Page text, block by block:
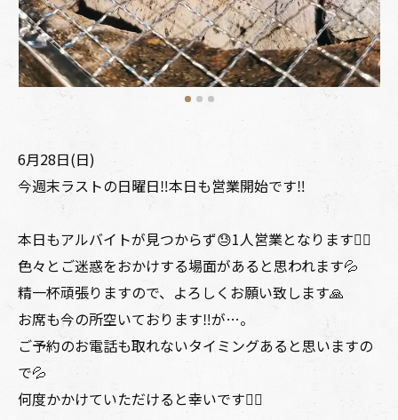
6月28日(日)
今週末ラストの日曜日‼️本日も営業開始です‼️
本日もアルバイトが見つからず😓1人営業となります🙇‍♂️
色々とご迷惑をおかけする場面があると思われます💦
精一杯頑張りますので、よろしくお願い致します🙏
お席も今の所空いております‼️が…。
ご予約のお電話も取れないタイミングあると思いますの
で💦
何度かかけていただけると幸いです🙇‍♂️